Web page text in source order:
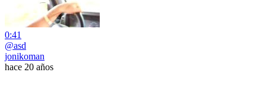
0:41
@asd
jonikoman
hace 20 años